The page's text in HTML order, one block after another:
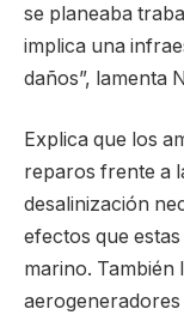
se planeaba
implica una
daños”, lamenta
Explica que los
reparos frente a
desalinización
efectos que
marino. También